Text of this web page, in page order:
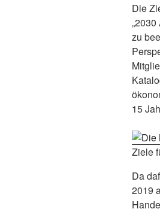
Die
zu
15
Ziele
Da
2019